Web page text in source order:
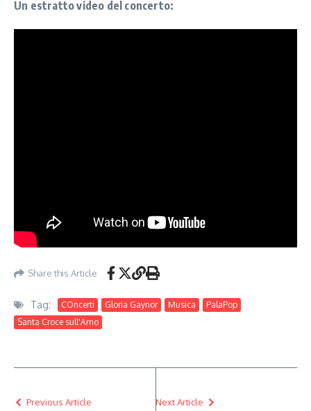
Un estratto video del concerto:
Share this Article
Tag: COncerti Gloria Gaynor Musica
PalaPop
Santa Croce sull'Arno
Previous Article Next Article